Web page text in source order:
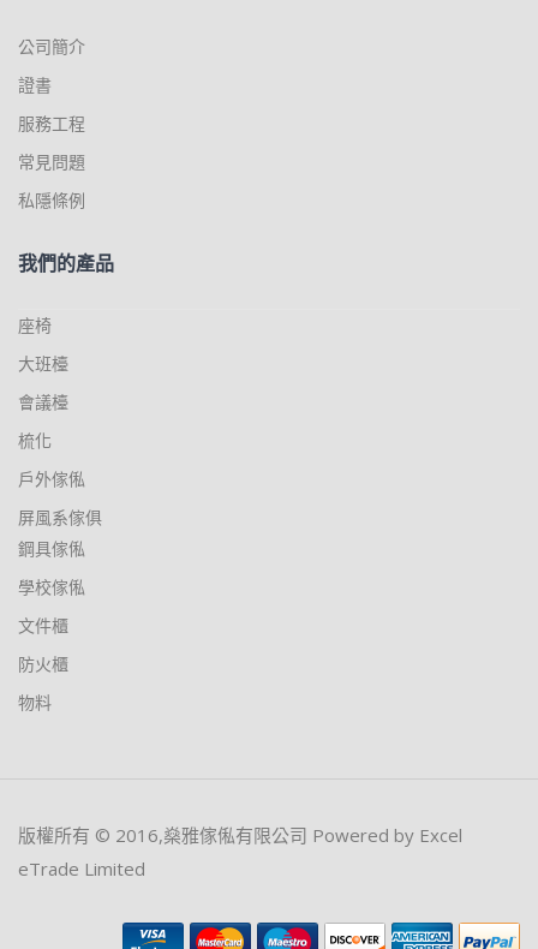
公司簡介
證書
服務工程
常見問題
私隱條例
我們的產品
座椅
大班檯
會議檯
梳化
戶外傢俬
屏風系傢俱
鋼具傢俬
學校傢俬
文件櫃
防火櫃
物料
版權所有 © 2016,燊雅傢俬有限公司 Powered by Excel
eTrade Limited